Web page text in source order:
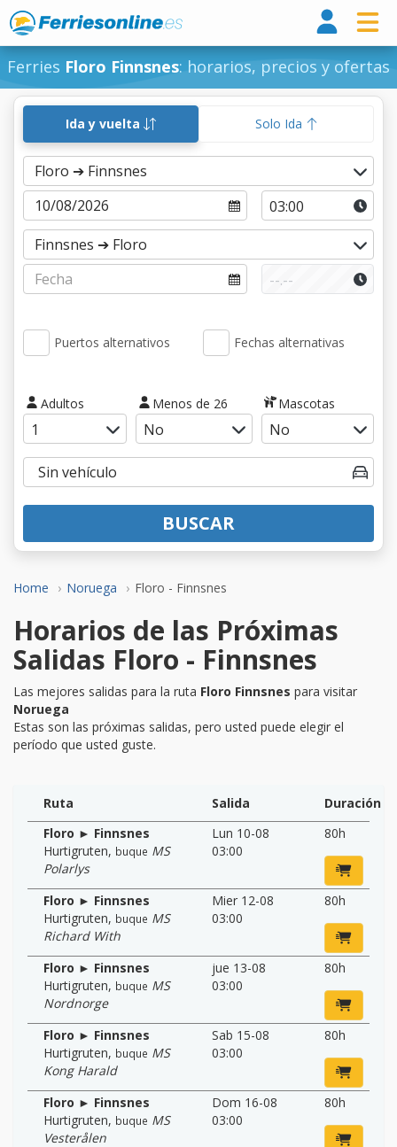
Ferries Floro Finnsnes: horarios, precios y ofertas
Home Noruega Floro - Finnsnes
Ida y vuelta Solo Ida
Puertos alternativos Fechas alternativas
Adultos Menos de 26 Mascotas
BUSCAR
Horarios de las Próximas
Salidas Floro - Finnsnes
Las mejores salidas para la ruta Floro Finnsnes para visitar
Noruega
Estas son las próximas salidas, pero usted puede elegir el
período que usted guste.
Ruta Salida
Duración
Floro ► Finnsnes
Hurtigruten, buque MS
Polarlys
Lun 10-08
03:00
80h
Floro ► Finnsnes
Hurtigruten, buque MS
Richard With
Mier 12-08
03:00
80h
Floro ► Finnsnes
Hurtigruten, buque MS
Nordnorge
jue 13-08
03:00
80h
Floro ► Finnsnes
Hurtigruten, buque MS
Kong Harald
Sab 15-08
03:00
80h
Floro ► Finnsnes
Hurtigruten, buque MS
Vesterålen
Dom 16-08
03:00
80h